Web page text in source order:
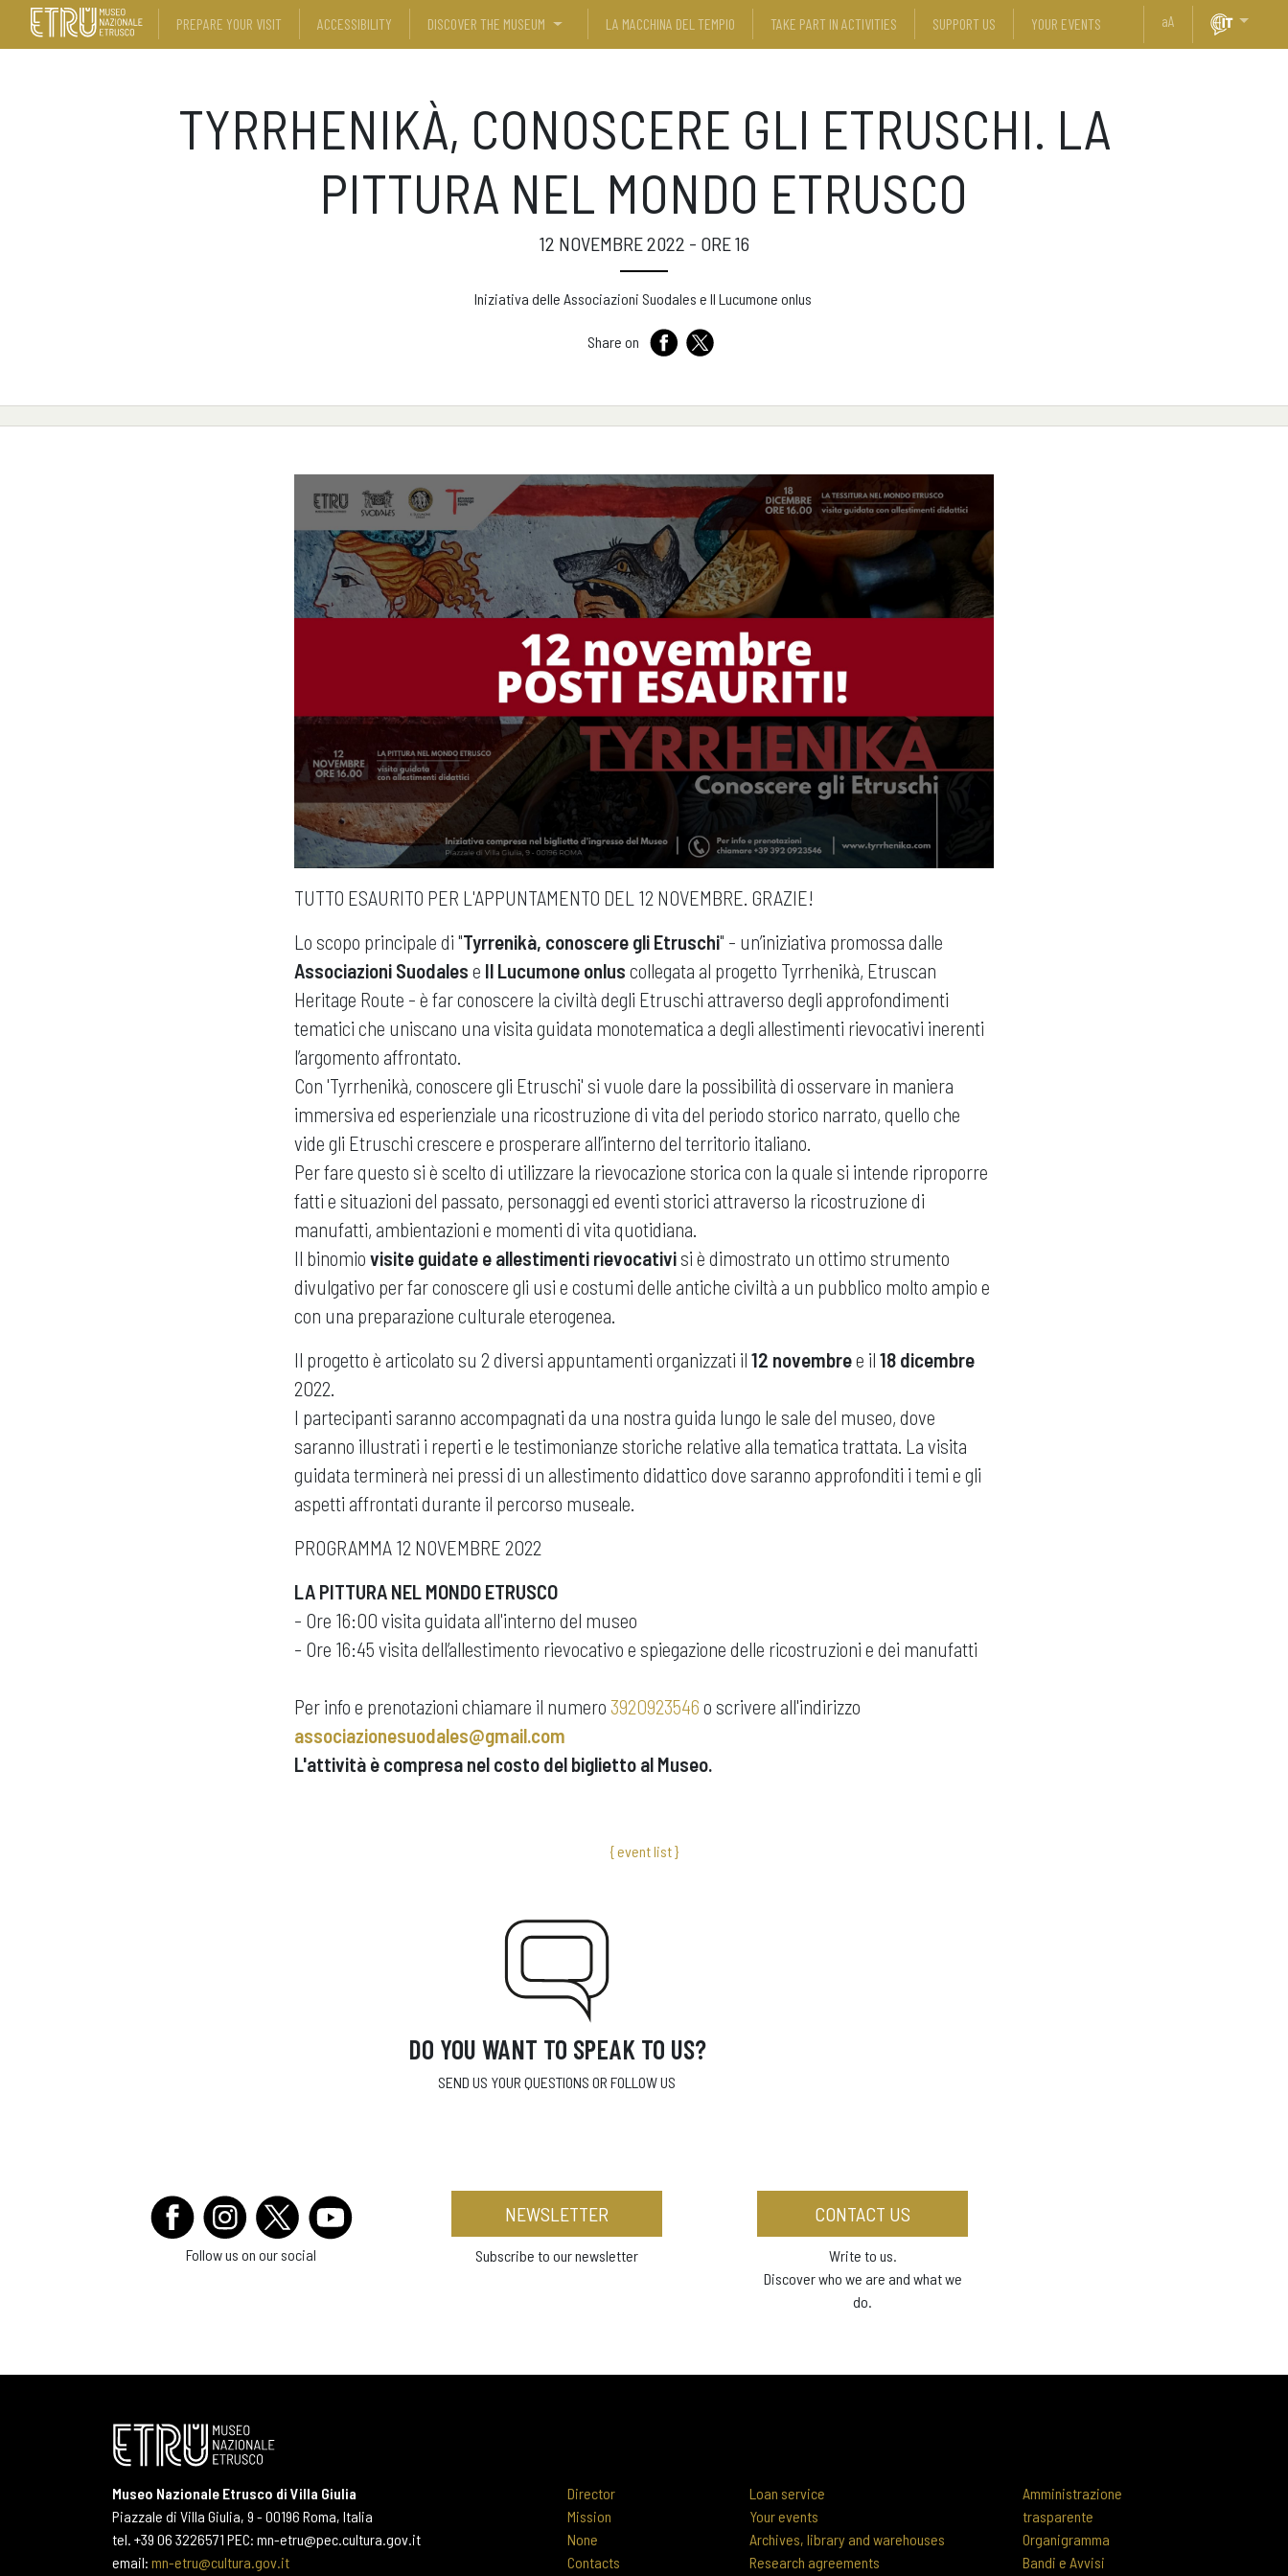
PREPARE YOUR VISIT ACCESSIBILITY DISCOVER THE MUSEUM LA MACCHINA DEL TEMPIO TAKE PART IN ACTIVITIES SUPPORT US YOUR EVENTS aA
TYRRHENIKÀ, CONOSCERE GLI ETRUSCHI. LA
PITTURA NEL MONDO ETRUSCO
12 NOVEMBRE 2022 - ORE 16
Iniziativa delle Associazioni Suodales e Il Lucumone onlus
Share on
TUTTO ESAURITO PER L'APPUNTAMENTO DEL 12 NOVEMBRE. GRAZIE!
Lo scopo principale di "Tyrrenikà, conoscere gli Etruschi" - un’iniziativa promossa dalle
Associazioni Suodales e Il Lucumone onlus collegata al progetto Tyrrhenikà, Etruscan
Heritage Route - è far conoscere la civiltà degli Etruschi attraverso degli approfondimenti
tematici che uniscano una visita guidata monotematica a degli allestimenti rievocativi inerenti
l’argomento affrontato.
Con 'Tyrrhenikà, conoscere gli Etruschi' si vuole dare la possibilità di osservare in maniera
immersiva ed esperienziale una ricostruzione di vita del periodo storico narrato, quello che
vide gli Etruschi crescere e prosperare all’interno del territorio italiano.
Per fare questo si è scelto di utilizzare la rievocazione storica con la quale si intende riproporre
fatti e situazioni del passato, personaggi ed eventi storici attraverso la ricostruzione di
manufatti, ambientazioni e momenti di vita quotidiana.
Il binomio visite guidate e allestimenti rievocativi si è dimostrato un ottimo strumento
divulgativo per far conoscere gli usi e costumi delle antiche civiltà a un pubblico molto ampio e
con una preparazione culturale eterogenea.
Il progetto è articolato su 2 diversi appuntamenti organizzati il 12 novembree il 18 dicembre
2022.
I partecipanti saranno accompagnati da una nostra guida lungo le sale del museo, dove
saranno illustrati i reperti e le testimonianze storiche relative alla tematica trattata. La visita
guidata terminerà nei pressi di un allestimento didattico dove saranno approfonditi i temi e gli
aspetti affrontati durante il percorso museale.
PROGRAMMA 12 NOVEMBRE 2022
LA PITTURA NEL MONDO ETRUSCO
- Ore 16:00 visita guidata all'interno del museo
- Ore 16:45 visita dell’allestimento rievocativo e spiegazione delle ricostruzioni e dei manufatti
Per info e prenotazioni chiamare il numero 3920923546 o scrivere all'indirizzo
associazionesuodales@gmail.com
L'attività è compresa nel costo del biglietto al Museo.
{ event list }
DO YOU WANT TO SPEAK TO US?
SEND US YOUR QUESTIONS OR FOLLOW US
Follow us on our social
NEWSLETTER
Subscribe to our newsletter
CONTACT US
Write to us.
Discover who we are and what we
do.
Museo Nazionale Etrusco di Villa Giulia
Piazzale di Villa Giulia, 9 - 00196 Roma, Italia
tel. +39 06 3226571 PEC: mn-etru@pec.cultura.gov.it
email: mn-etru@cultura.gov.it
Director
Mission
None
Contacts
Loan service
Your events
Archives, library and warehouses
Research agreements
Amministrazione
trasparente
Organigramma
Bandi e Avvisi